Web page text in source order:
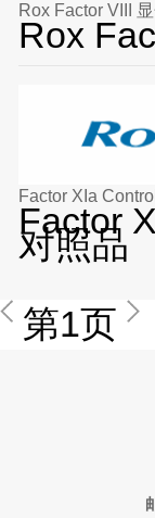
Rox Factor VIII
Rox
Factor XIa
Factor
对照品
第1页